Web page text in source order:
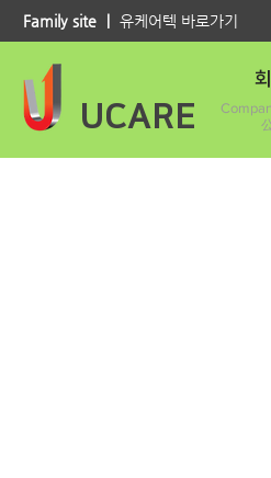
Family site ｜ 유케어텍 바로가기
UCARE